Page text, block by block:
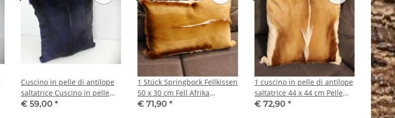
Cuscino in pelle di antilope
saltatrice Cuscino in pelle
animale blu Cuscino per
€ 59,00 *
1 Stück Springbock Fellkissen
50 x 30 cm Fell Afrika
Antilope Tierfell Sofa Kissen
€ 71,90*
1 cuscino in pelle di antilope
saltatrice 44 x 44 cm Pelle
Africa Antilope Pelle animale
€ 72,90 *